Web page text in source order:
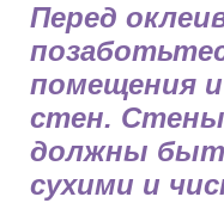
Перед
помещения
стен.
должны
сухими и